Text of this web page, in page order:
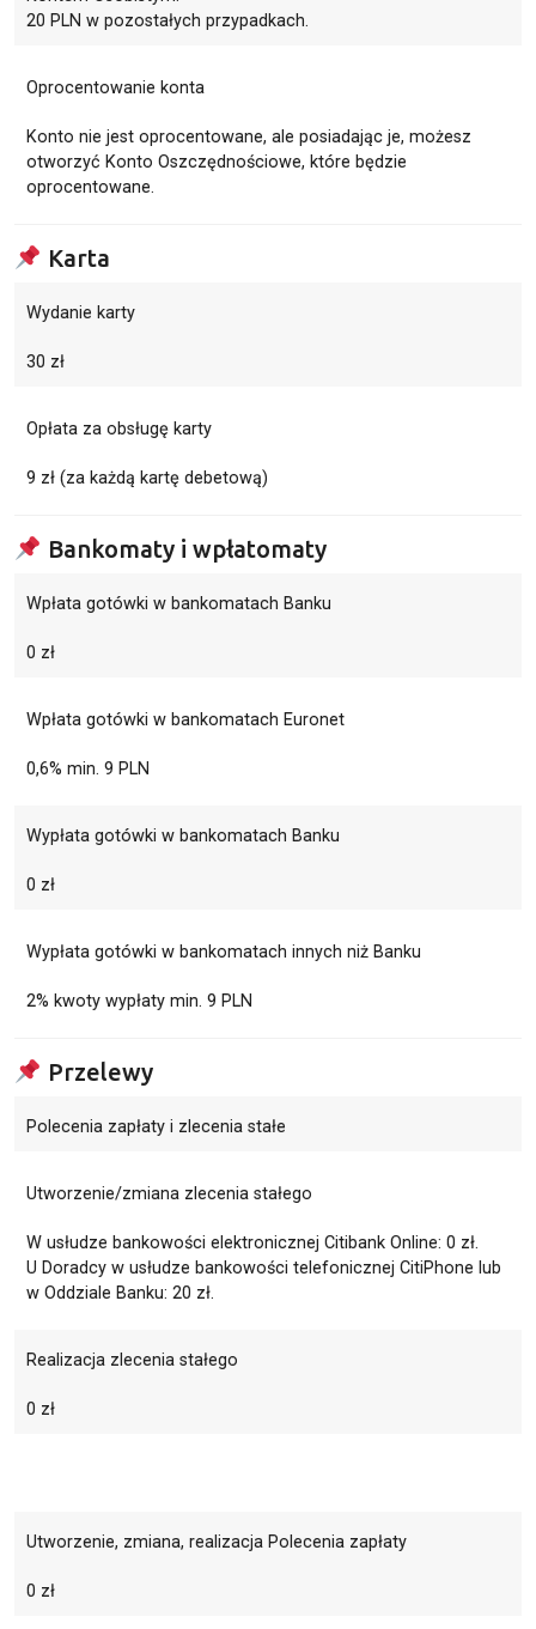
20 PLN w pozostałych przypadkach.
Oprocentowanie konta
Konto nie jest oprocentowane, ale posiadając je, możesz
otworzyć Konto Oszczędnościowe, które będzie
oprocentowane.
Karta
Wydanie karty
30 zł
Opłata za obsługę karty
9 zł (za każdą kartę debetową)
Bankomaty i wpłatomaty
Wpłata gotówki w bankomatach Banku
0 zł
Wpłata gotówki w bankomatach Euronet
0,6% min. 9 PLN
Wypłata gotówki w bankomatach Banku
0 zł
Wypłata gotówki w bankomatach innych niż Banku
2% kwoty wypłaty min. 9 PLN
Przelewy
Polecenia zapłaty i zlecenia stałe
Utworzenie/zmiana zlecenia stałego
W usłudze bankowości elektronicznej Citibank Online: 0 zł.
U Doradcy w usłudze bankowości telefonicznej CitiPhone lub
w Oddziale Banku: 20 zł.
Realizacja zlecenia stałego
0 zł
Utworzenie, zmiana, realizacja Polecenia zapłaty
0 zł